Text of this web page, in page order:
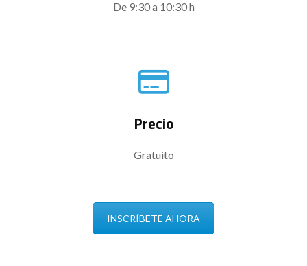
De 9:30 a 10:30 h
Precio
Gratuito
INSCRÍBETE AHORA